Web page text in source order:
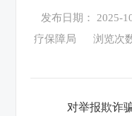
发布日期： 2025-
疗保障局
浏览次
对举报欺诈